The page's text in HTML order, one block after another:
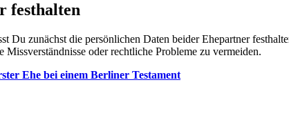
festhalten
Du zunächst die persönlichen Daten beider Ehepartner
oder rechtliche Probleme zu vermeiden.
Ehe bei einem Berliner Testament